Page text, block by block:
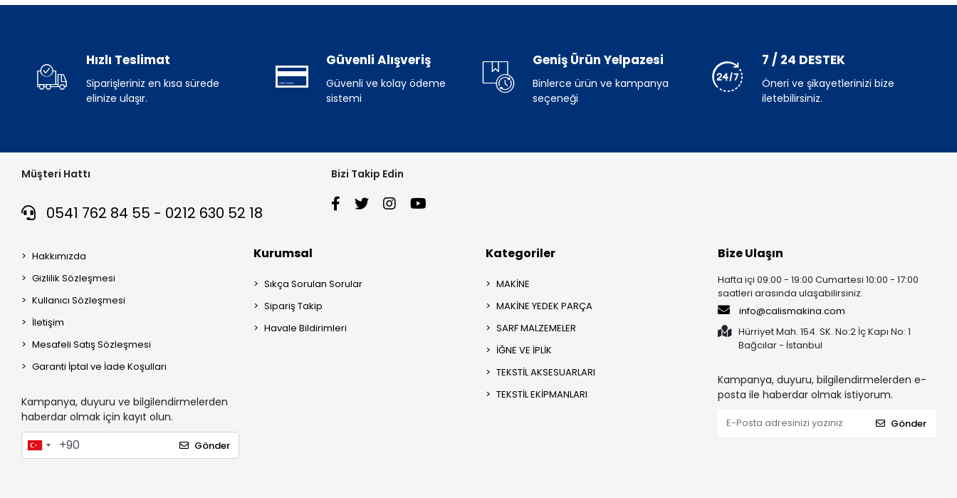
Hızlı Teslimat
Siparişleriniz en kısa sürede
elinize ulaşır.
Güvenli Alışveriş
Güvenli ve kolay ödeme
sistemi
Geniş Ürün Yelpazesi
Binlerce ürün ve kampanya
seçeneği
7 / 24 DESTEK
Öneri ve şikayetlerinizi bize
iletebilirsiniz.
Müşteri Hattı
0541 762 84 55 - 0212 630 52 18
Bizi Takip Edin
Hakkımızda
Gizlilik Sözleşmesi
Kullanıcı Sözleşmesi
İletişim
Mesafeli Satış Sözleşmesi
Garanti İptal ve İade Koşulları
Kampanya, duyuru ve bilgilendirmelerden
haberdar olmak için kayıt olun.
Gönder
Kurumsal
Sıkça Sorulan Sorular
Sipariş Takip
Havale Bildirimleri
Kategoriler
MAKİNE
MAKİNE YEDEK PARÇA
SARF MALZEMELER
İĞNE VE İPLİK
TEKSTİL AKSESUARLARI
TEKSTİL EKİPMANLARI
Bize Ulaşın
Hafta içi 09:00 - 19:00 Cumartesi 10:00 - 17:00
saatleri arasında ulaşabilirsiniz.
info@calismakina.com
Hürriyet Mah. 154. SK. No:2 İç Kapı No: 1
Bağcılar - İstanbul
Kampanya, duyuru, bilgilendirmelerden e-
posta ile haberdar olmak istiyorum.
Gönder